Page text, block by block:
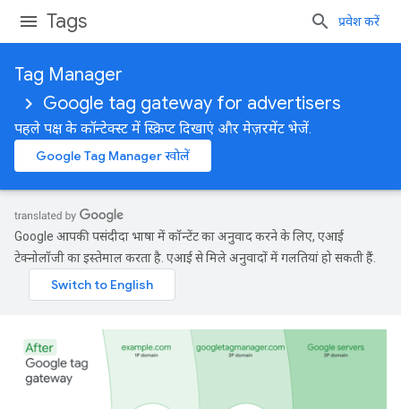
Tags प्रवेश करें
Tag Manager
Google tag gateway for advertisers
पहले पक्ष के कॉन्टेक्स्ट में स्क्रिप्ट दिखाएं और मेज़रमेंट भेजें.
Google Tag Manager खोलें
Google आपकी पसंदीदा भाषा में कॉन्टेंट का अनुवाद करने के लिए, एआई
टेक्नोलॉजी का इस्तेमाल करता है. एआई से मिले अनुवादों में गलतियां हो सकती हैं.